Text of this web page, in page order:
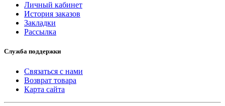
Личный кабинет
История заказов
Закладки
Рассылка
Служба поддержки
Связаться с нами
Возврат товара
Карта сайта